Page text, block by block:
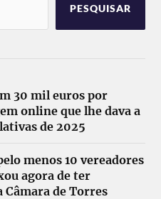
PESQUISAR
30 mil euros por
online que lhe dava a
de 2025
menos 10 vereadores
agora de ter
de Torres